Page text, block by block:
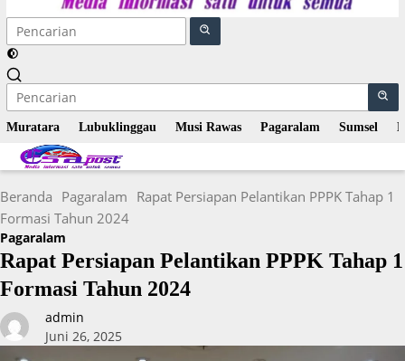
Muratara Lubuklinggau Musi Rawas Pagaralam Sumsel
Beranda Pagaralam Rapat Persiapan Pelantikan PPPK Tahap 1
Formasi Tahun 2024
Pagaralam
Rapat Persiapan Pelantikan PPPK Tahap 1
Formasi Tahun 2024
admin
Juni 26, 2025